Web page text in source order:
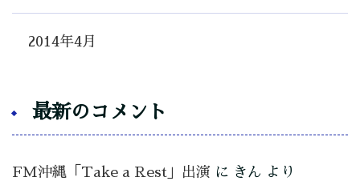
2014年4月
最新のコメント
FM沖縄「Take a Rest」出演 に きん より